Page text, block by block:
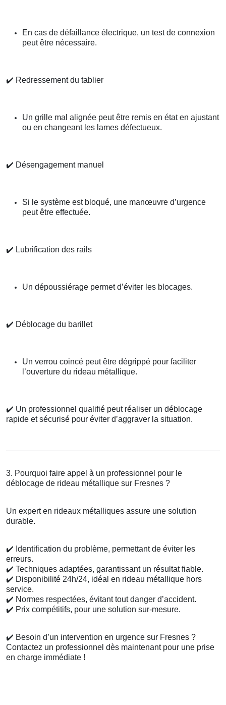
En cas de défaillance électrique, un test de connexion
peut être nécessaire.
✔️ Redressement du tablier
Un grille mal alignée peut être remis en état en ajustant
ou en changeant les lames défectueux.
✔️ Désengagement manuel
Si le système est bloqué, une manœuvre d’urgence
peut être effectuée.
✔️ Lubrification des rails
Un dépoussiérage permet d’éviter les blocages.
✔️ Déblocage du barillet
Un verrou coincé peut être dégrippé pour faciliter
l’ouverture du rideau métallique.
✔️ Un professionnel qualifié peut réaliser un déblocage
rapide et sécurisé pour éviter d’aggraver la situation.
3. Pourquoi faire appel à un professionnel pour le
déblocage de rideau métallique sur Fresnes ?
Un expert en rideaux métalliques assure une solution
durable.
✔️ Identification du problème, permettant de éviter les
erreurs.
✔️ Techniques adaptées, garantissant un résultat fiable.
✔️ Disponibilité 24h/24, idéal en rideau métallique hors
service.
✔️ Normes respectées, évitant tout danger d’accident.
✔️ Prix compétitifs, pour une solution sur-mesure.
✔️ Besoin d’un intervention en urgence sur Fresnes ?
Contactez un professionnel dès maintenant pour une prise
en charge immédiate !